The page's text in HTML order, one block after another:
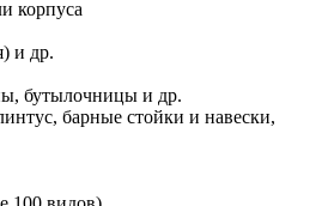
корпуса
и др.
бутылочницы и др.
барные стойки и навески,